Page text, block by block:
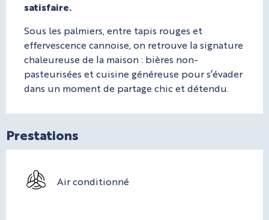
satisfaire.
Sous les palmiers, entre tapis rouges et
effervescence cannoise, on retrouve la signature
chaleureuse de la maison : bières non-
pasteurisées et cuisine généreuse pour s’évader
dans un moment de partage chic et détendu.
Prestations
Air conditionné